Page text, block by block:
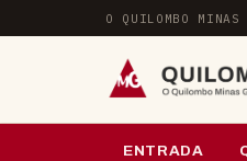
Pular para o conteúdo
O QUILOMBO
ENTRADA